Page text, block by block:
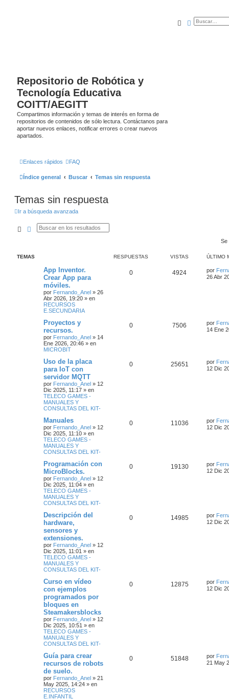
Repositorio de Robótica y
Tecnología Educativa
COITT/AEGITT
Compartimos información y temas de interés en forma de
repositorios de contenidos de sólo lectura. Contáctanos para
aportar nuevos enlaces, notificar errores o crear nuevos
apartados.
Buscar
Búsqueda
Enlaces rápidos FAQ
Índice general Buscar Temas sin respuesta
Temas sin respuesta
Ir a búsqueda avanzada
BuscarBúsqueda avanzada
Se
TEMAS RESPUESTAS VISTAS ÚLTIMO
App Inventor.
Crear App para
móviles.
por Fernando_Anel » 26
Abr 2026, 19:20 » en
RECURSOS
E.SECUNDARIA
0 4924 por
26 Abr
Proyectos y
recursos.
por Fernando_Anel » 14
Ene 2026, 20:46 » en
MICROBIT
0 7506 por
14 Ene
Uso de la placa
para IoT con
servidor MQTT
por Fernando_Anel » 12
Dic 2025, 11:17 » en
TELECO GAMES -
MANUALES Y
CONSULTAS DEL KIT-
0 25651 por
12 Dic
Manuales
por Fernando_Anel » 12
Dic 2025, 11:10 » en
TELECO GAMES -
MANUALES Y
CONSULTAS DEL KIT-
0 11036 por
12 Dic
Programación con
MicroBlocks.
por Fernando_Anel » 12
Dic 2025, 11:04 » en
TELECO GAMES -
MANUALES Y
CONSULTAS DEL KIT-
0 19130 por
12 Dic
Descripción del
hardware,
sensores y
extensiones.
por Fernando_Anel » 12
Dic 2025, 11:01 » en
TELECO GAMES -
MANUALES Y
CONSULTAS DEL KIT-
0 14985 por
12 Dic
Curso en vídeo
con ejemplos
programados por
bloques en
Steamakersblocks
por Fernando_Anel » 12
Dic 2025, 10:51 » en
TELECO GAMES -
MANUALES Y
CONSULTAS DEL KIT-
0 12875 por
12 Dic
Guía para crear
recursos de robots
de suelo.
por Fernando_Anel » 21
May 2025, 14:24 » en
RECURSOS
E.INFANTIL
0 51848 por
21 May